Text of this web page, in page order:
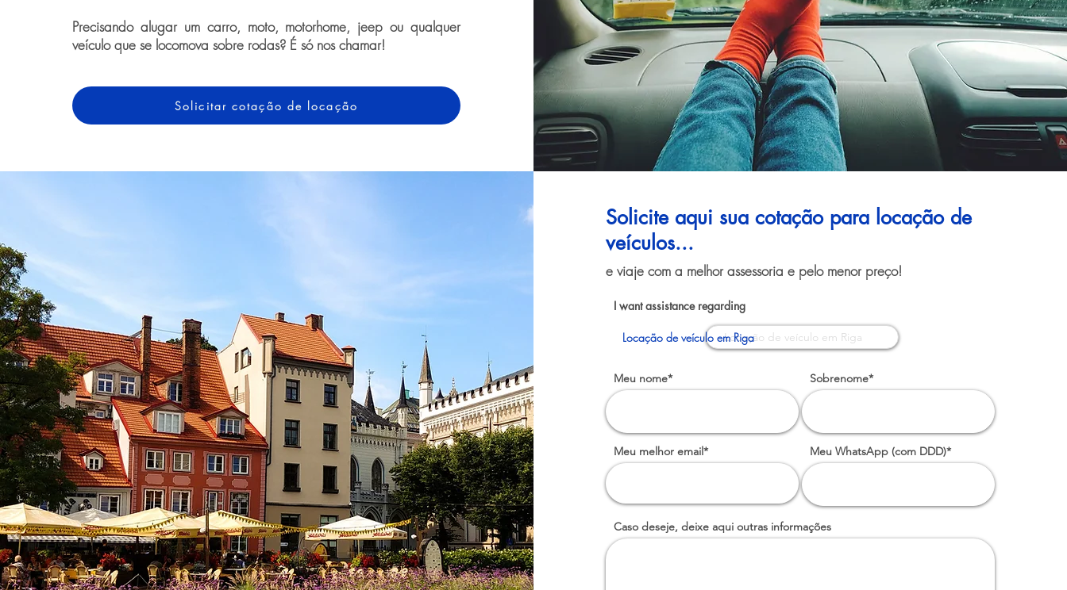
Precisando alugar um carro, moto, motorhome, jeep ou qualquer
veículo que se locomova sobre rodas? É só nos chamar!
Solicitar cotação de locação
Solicite aqui sua cotação para locação de
veículos...
e viaje com a melhor assessoria e pelo menor preço!
I want assistance regarding
Locação de veículo em Riga
Meu nome* Sobrenome*
Meu melhor email* Meu WhatsApp (com DDD)*
Caso deseje, deixe aqui outras informações